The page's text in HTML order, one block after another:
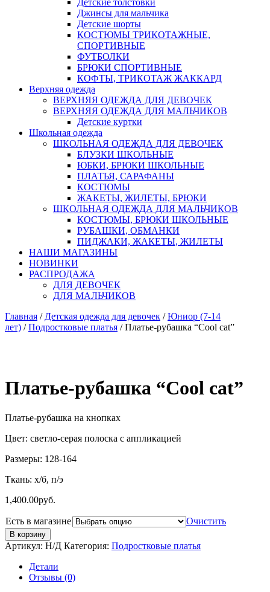
Детские толстовки
Джинсы для мальчика
Детские шорты
КОСТЮМЫ ТРИКОТАЖНЫЕ,
СПОРТИВНЫЕ
ФУТБОЛКИ
БРЮКИ СПОРТИВНЫЕ
КОФТЫ, ТРИКОТАЖ ЖАККАРД
Верхняя одежда
ВЕРХНЯЯ ОДЕЖДА ДЛЯ ДЕВОЧЕК
ВЕРХНЯЯ ОДЕЖДА ДЛЯ МАЛЬЧИКОВ
Детские куртки
Школьная одежда
ШКОЛЬНАЯ ОДЕЖДА ДЛЯ ДЕВОЧЕК
БЛУЗКИ ШКОЛЬНЫЕ
ЮБКИ, БРЮКИ ШКОЛЬНЫЕ
ПЛАТЬЯ, САРАФАНЫ
КОСТЮМЫ
ЖАКЕТЫ, ЖИЛЕТЫ, БРЮКИ
ШКОЛЬНАЯ ОДЕЖДА ДЛЯ МАЛЬЧИКОВ
КОСТЮМЫ, БРЮКИ ШКОЛЬНЫЕ
РУБАШКИ, ОБМАНКИ
ПИДЖАКИ, ЖАКЕТЫ, ЖИЛЕТЫ
НАШИ МАГАЗИНЫ
НОВИНКИ
РАСПРОДАЖА
ДЛЯ ДЕВОЧЕК
ДЛЯ МАЛЬЧИКОВ
Главная / Детская одежда для девочек /Юниор (7-14
лет) /Подростковые платья / Платье-рубашка “Cool cat”
Платье-рубашка “Cool cat”
Платье-рубашка на кнопках
Цвет: светло-серая полоска с аппликацией
Размеры: 128-164
Ткань: х/б, п/э
1,400.00руб.
Есть в магазине Очистить
В корзину
Артикул: Н/Д Категория: Подростковые платья
Детали
Отзывы (0)